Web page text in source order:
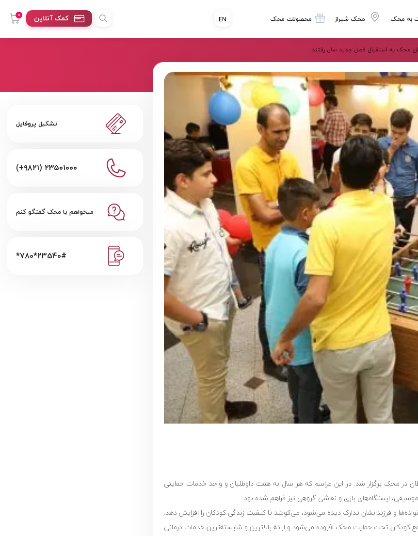
به محک محک شیراز محصولات محک 0 کمک آنلاین EN
محک به استقبال فصل جدید سال رفتند.
در محک برگزار شد. در این مراسم که هر سال به همت داوطلبان و واحد خدمات حمایتی
ایستگاه‌های بازی و نقاشی گروهی نیز فراهم شده بود.
و فرزندانشان تدارک دیده می‌شود، می‌کوشد تا کیفیت زندگی کودکان را افزایش دهد.
تحت حمایت محک افزوده می‌شود و ارائه بالاترین و شایسته‌ترین خدمات درمانی
تشکیل پروفایل
(+۹۸۲۱) ۲۳۵۰۱۰۰۰
میخواهم با محک گفتگو کنم
*780*23540#